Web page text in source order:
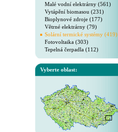
Malé vodní elektrárny (561)
Vytápění biomasou (231)
Bioplynové zdroje (177)
Větrné elektrárny (79)
Solární termické systémy (419)
Fotovoltaika (303)
Tepelná čerpadla (112)
Vyberte oblast: